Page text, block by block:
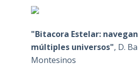
"Bitacora Estelar:
múltiples universos", D.
Montesinos